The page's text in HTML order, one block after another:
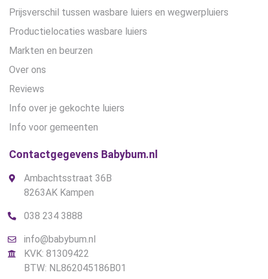
Prijsverschil tussen wasbare luiers en wegwerpluiers
Productielocaties wasbare luiers
Markten en beurzen
Over ons
Reviews
Info over je gekochte luiers
Info voor gemeenten
Contactgegevens Babybum.nl
Ambachtsstraat 36B
8263AK Kampen
038 234 3888
info@babybum.nl
KVK: 81309422
BTW: NL862045186B01